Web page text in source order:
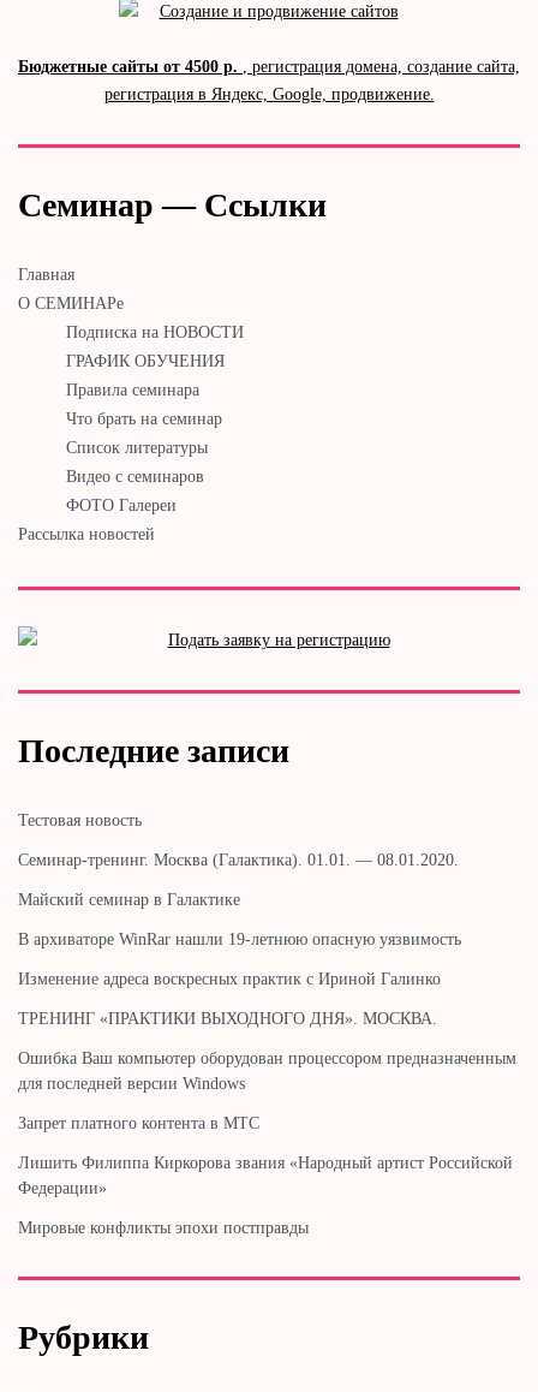
Бюджетные сайты от 4500 р.
, регистрация домена, создание сайта,
регистрация в Яндекс, Google, продвижение.
Семинар — Ссылки
Главная
О СЕМИНАРе
Подписка на НОВОСТИ
ГРАФИК ОБУЧЕНИЯ
Правила семинара
Что брать на семинар
Список литературы
Видео с семинаров
ФОТО Галереи
Рассылка новостей
Последние записи
Тестовая новость
Cеминар-тренинг. Москва (Галактика). 01.01. — 08.01.2020.
Майский семинар в Галактике
В архиваторе WinRar нашли 19-летнюю опасную уязвимость
Изменение адреса воскресных практик с Ириной Галинко
ТРЕНИНГ «ПРАКТИКИ ВЫХОДНОГО ДНЯ». МОСКВА.
Ошибка Ваш компьютер оборудован процессором предназначенным
для последней версии Windows
Запрет платного контента в МТС
Лишить Филиппа Киркорова звания «Народный артист Российской
Федерации»
Мировые конфликты эпохи постправды
Рубрики